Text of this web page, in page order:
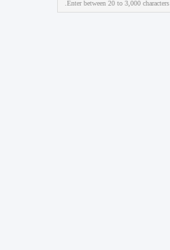
Enter between 20 to 3,000 characters.